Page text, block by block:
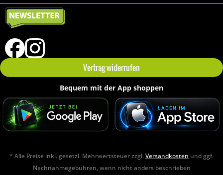
Vertrag widerrufen
Bequem mit der App shoppen
* Alle Preise inkl. gesetzl. Mehrwertsteuer zzgl.Versandkosten und ggf.
Nachnahmegebühren, wenn nicht anders beschrieben